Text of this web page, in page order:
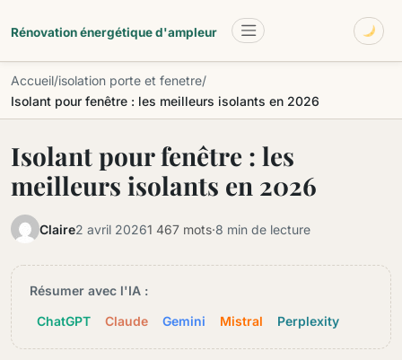
Rénovation énergétique d'ampleur
Isolant pour fenêtre : les
meilleurs isolants en 2026
Claire2 avril 20261 467 mots·8 min de lecture
Résumer avec l'IA :
ChatGPT
Claude Gemini Mistral Perplexity
Accueil/isolation porte et fenetre/
Isolant pour fenêtre : les meilleurs isolants en 2026